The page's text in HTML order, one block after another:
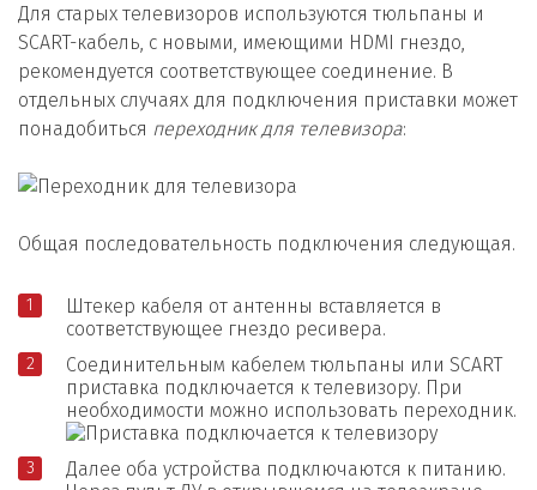
Для старых телевизоров используются тюльпаны и
SCART-кабель, с новыми, имеющими HDMI гнездо,
рекомендуется соответствующее соединение. В
отдельных случаях для подключения приставки может
понадобиться переходник для телевизора:
Общая последовательность подключения следующая.
Штекер кабеля от антенны вставляется в
соответствующее гнездо ресивера.
Соединительным кабелем тюльпаны или SCART
приставка подключается к телевизору. При
необходимости можно использовать переходник.
Далее оба устройства подключаются к питанию.